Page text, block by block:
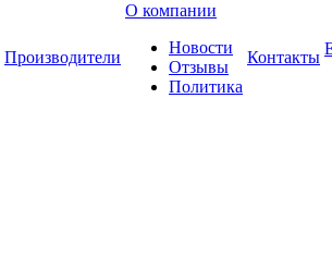
Производители
О компании
Новости
Отзывы
Политика
Контакты